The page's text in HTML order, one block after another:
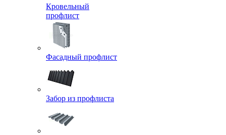
Кровельный
профлист
Фасадный профлист
Забор из профлиста